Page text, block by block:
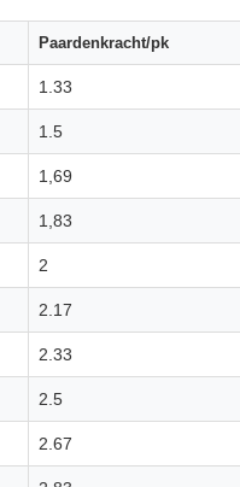
Paardenkracht/pk
1.33
1.5
1,69
1,83
2
2.17
2.33
2.5
2.67